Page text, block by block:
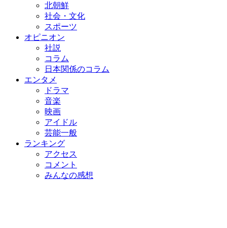
北朝鮮
社会・文化
スポーツ
オピニオン
社説
コラム
日本関係のコラム
エンタメ
ドラマ
音楽
映画
アイドル
芸能一般
ランキング
アクセス
コメント
みんなの感想